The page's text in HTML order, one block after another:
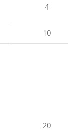
4
10
20